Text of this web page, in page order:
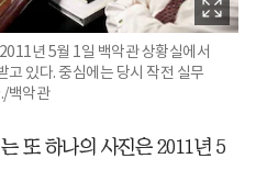
년 5월 1일 백악관 상황실에서
고 있다. 중심에는 당시 작전 실무
백악관
또 하나의 사진은 2011년 5